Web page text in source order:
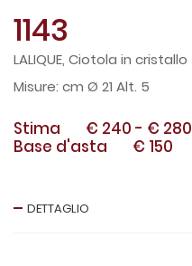
1143
LALIQUE, Ciotola in cristallo
cm Ø 21 Alt. 5
Stima € 240 - € 280
Base d'asta
€ 150
DETTAGLIO